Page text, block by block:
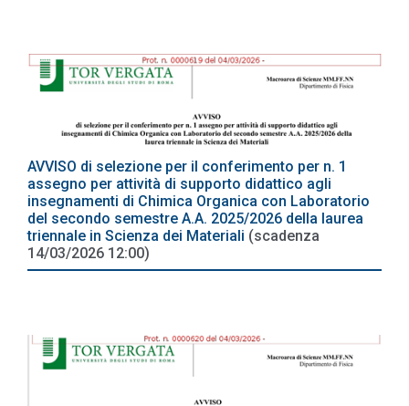
AVVISO di selezione per il conferimento per n. 1
assegno per attività di supporto didattico agli
insegnamenti di Chimica Organica con Laboratorio
del secondo semestre A.A. 2025/2026 della laurea
triennale in Scienza dei Materiali (scadenza
14/03/2026 12:00)